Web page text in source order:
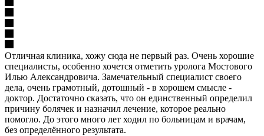
Отличная клиника, хожу сюда не первый раз. Очень хорошие
специалисты, особенно хочется отметить уролога Мостового
Илью Александровича. Замечательный специалист своего
дела, очень грамотный, дотошный - в хорошем смысле -
доктор. Достаточно сказать, что он единственный определил
причину болячек и назначил лечение, которое реально
помогло. До этого много лет ходил по больницам и врачам,
без определённого результата.